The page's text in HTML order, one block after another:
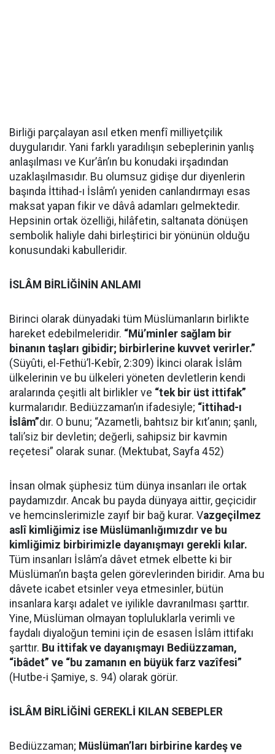
Birliği parçalayan asıl etken menfî milliyetçilik
duygularıdır. Yani farklı yaradılışın sebeplerinin yanlış
anlaşılması ve Kur’ân’ın bu konudaki irşadından
uzaklaşılmasıdır. Bu olumsuz gidişe dur diyenlerin
başında İttihad-ı İslâm’ı yeniden canlandırmayı esas
maksat yapan fikir ve dâvâ adamları gelmektedir.
Hepsinin ortak özelliği, hilâfetin, saltanata dönüşen
sembolik haliyle dahi birleştirici bir yönünün olduğu
konusundaki kabulleridir.
İSLÂM BİRLİĞİNİN ANLAMI
Birinci olarak dünyadaki tüm Müslümanların birlikte
hareket edebilmeleridir. “Mü’minler sağlam bir
binanın taşları gibidir; birbirlerine kuvvet verirler.”
(Süyûti, el-Fethü’l-Kebîr, 2:309) İkinci olarak İslâm
ülkelerinin ve bu ülkeleri yöneten devletlerin kendi
aralarında çeşitli alt birlikler ve “tek bir üst ittifak”
kurmalarıdır. Bediüzzaman’ın ifadesiyle; “ittihad-ı
İslâm”dır. O bunu; “Azametli, bahtsız bir kıt’anın; şanlı,
tali’siz bir devletin; değerli, sahipsiz bir kavmin
reçetesi” olarak sunar. (Mektubat, Sayfa 452)
İnsan olmak şüphesiz tüm dünya insanları ile ortak
paydamızdır. Ancak bu payda dünyaya aittir, geçicidir
ve hemcinslerimizle zayıf bir bağ kurar. Vazgeçilmez
aslî kimliğimiz ise Müslümanlığımızdır ve bu
kimliğimiz birbirimizle dayanışmayı gerekli kılar.
Tüm insanları İslâm’a dâvet etmek elbette ki bir
Müslüman’ın başta gelen görevlerinden biridir. Ama bu
dâvete icabet etsinler veya etmesinler, bütün
insanlara karşı adalet ve iyilikle davranılması şarttır.
Yine, Müslüman olmayan topluluklarla verimli ve
faydalı diyaloğun temini için de esasen İslâm ittifakı
şarttır. Bu ittifak ve dayanışmayı Bediüzzaman,
“ibâdet” ve “bu zamanın en büyük farz vazîfesi”
(Hutbe-i Şamiye, s. 94) olarak görür.
İSLÂM BİRLİĞİNİ GEREKLİ KILAN SEBEPLER
Bediüzzaman; Müslüman’ları birbirine kardeş ve